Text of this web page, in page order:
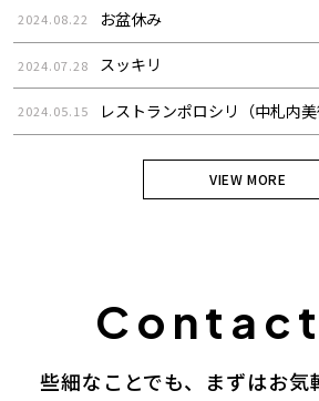
2024.08.22 お盆休み
2024.07.28 スッキリ
2024.05.15 レストランポロシリ（中札内美
VIEW MORE
些細なことでも、まずはお気